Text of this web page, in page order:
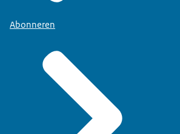
Abonneren